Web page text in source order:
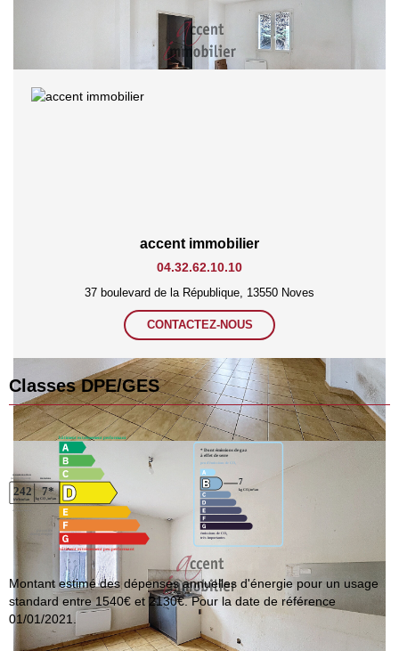
accent immobilier
04.32.62.10.10
37 boulevard de la République, 13550 Noves
CONTACTEZ-NOUS
Classes DPE/GES
Montant estimé des dépenses annuelles d'énergie pour un usage
standard entre 1540€ et 2130€. Pour la date de référence
01/01/2021.